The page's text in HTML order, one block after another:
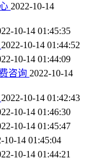
2022-10-14
10-14 01:45:35
2022-10-14 01:44:52
10-14 01:44:09
咨询 2022-10-14
2022-10-14 01:42:43
10-14 01:46:30
10-14 01:45:47
10-14 01:45:04
10-14 01:44:21